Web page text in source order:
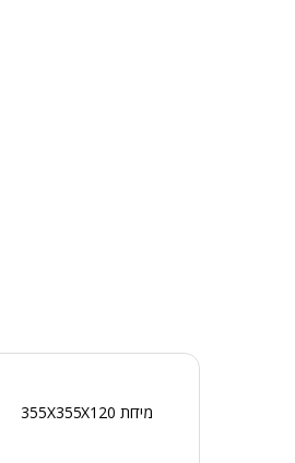
מידות 355X355X120